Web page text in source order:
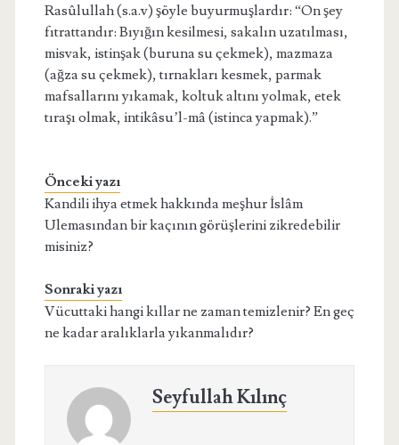
Rasûlullah (s.a.v) şöyle buyurmuşlardır: “On şey
fıtrattandır: Bıyığın kesilmesi, sakalın uzatılması,
misvak, istinşak (buruna su çekmek), mazmaza
(ağza su çekmek), tırnakları kesmek, parmak
mafsallarını yıkamak, koltuk altını yolmak, etek
tıraşı olmak, intikâsu’l-mâ (istinca yapmak).”
Önceki yazı
Kandili ihya etmek hakkında meşhur İslâm
Ulemasından bir kaçının görüşlerini zikredebilir
misiniz?
Sonraki yazı
Vücuttaki hangi kıllar ne zaman temizlenir? En geç
ne kadar aralıklarla yıkanmalıdır?
Seyfullah Kılınç